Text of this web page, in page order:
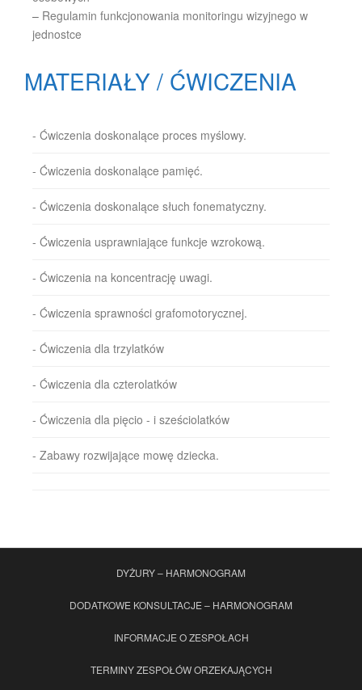
– Regulamin funkcjonowania monitoringu wizyjnego w
jednostce
MATERIAŁY / ĆWICZENIA
- Ćwiczenia doskonalące proces myślowy.
- Ćwiczenia doskonalące pamięć.
- Ćwiczenia doskonalące słuch fonematyczny.
- Ćwiczenia usprawniające funkcje wzrokową.
- Ćwiczenia na koncentrację uwagi.
- Ćwiczenia sprawności grafomotorycznej.
- Ćwiczenia dla trzylatków
- Ćwiczenia dla czterolatków
- Ćwiczenia dla pięcio - i sześciolatków
- Zabawy rozwijające mowę dziecka.
DYŻURY – HARMONOGRAM
DODATKOWE KONSULTACJE – HARMONOGRAM
INFORMACJE O ZESPOŁACH
TERMINY ZESPOŁÓW ORZEKAJĄCYCH